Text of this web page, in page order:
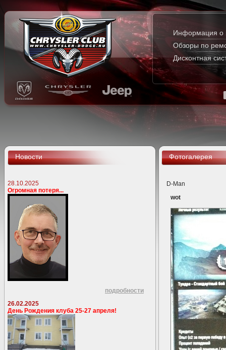
Информация о
Обзоры по
Дисконтная
Новости
28.10.2025
Огромная потеря...
подробности
26.02.2025
День Рождения клуба 25-27 апреля!
Фотогалерея
D-Man
wot